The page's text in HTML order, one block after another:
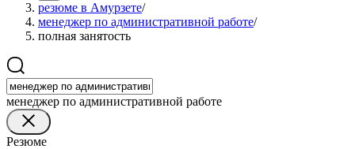
резюме в Амурзете/
менеджер по административной работе/
полная занятость
менеджер по административной работе
Резюме